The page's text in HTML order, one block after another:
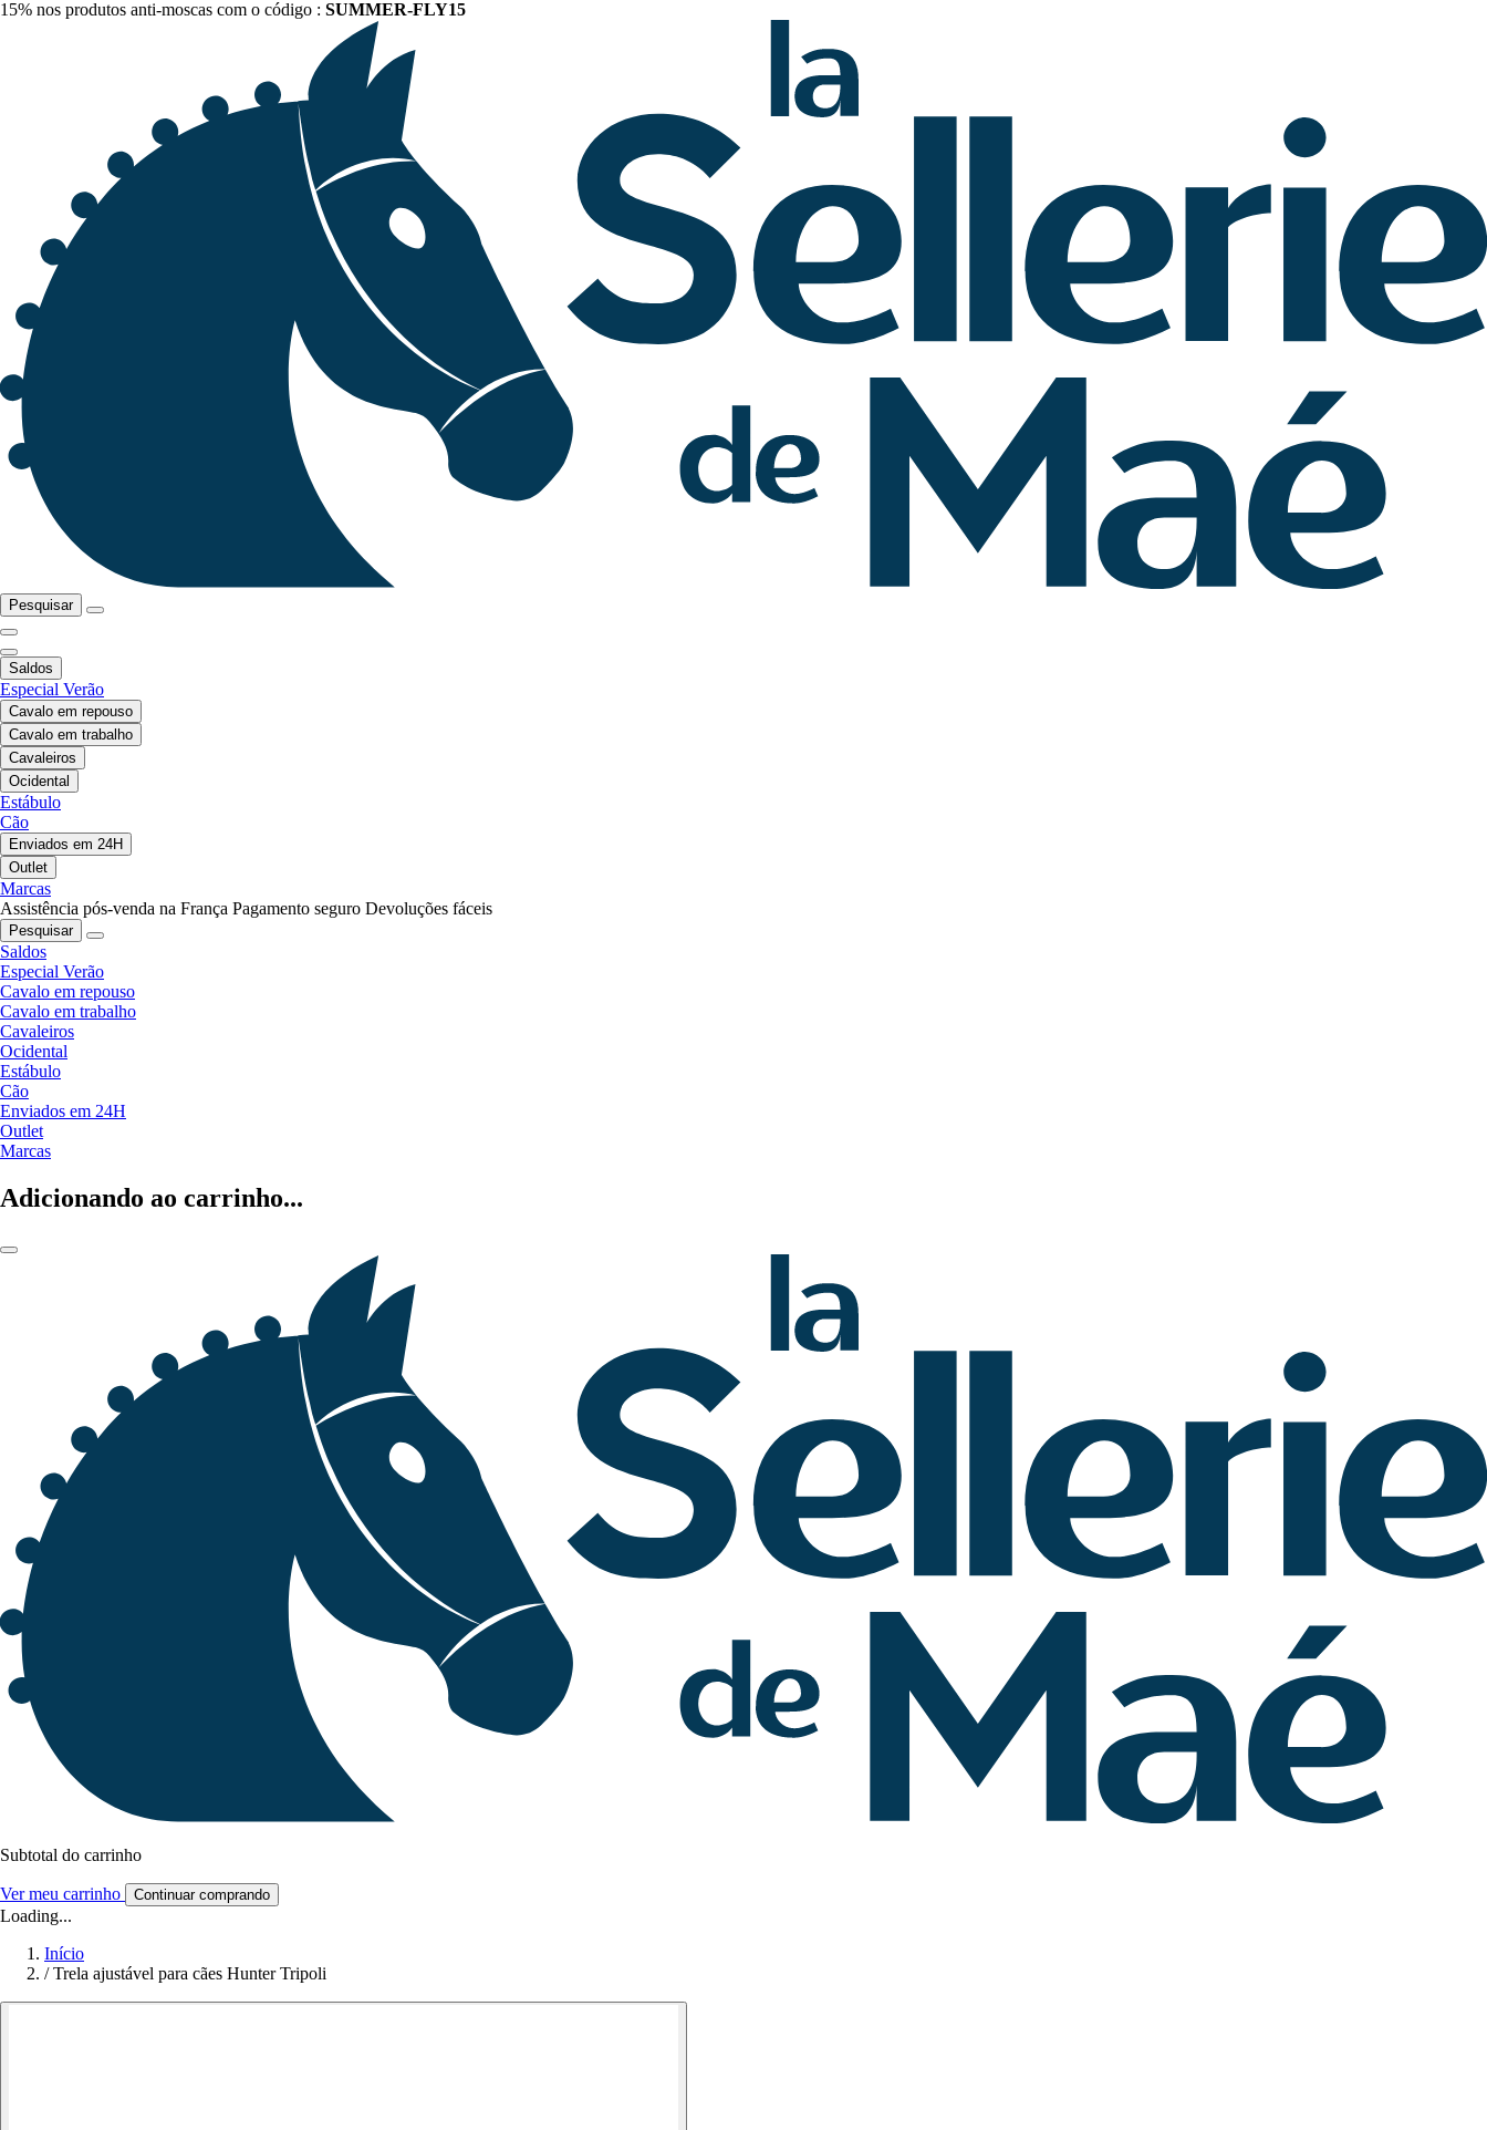
15% nos produtos anti-moscas com o código : SUMMER-FLY15
Pesquisar
Saldos
Especial Verão
Cavalo em repouso
Cavalo em trabalho
Cavaleiros
Ocidental
Estábulo
Cão
Enviados em 24H
Outlet
Marcas
Assistência pós-venda na França Pagamento seguro Devoluções fáceis
Pesquisar
Saldos
Especial Verão
Cavalo em repouso
Cavalo em trabalho
Cavaleiros
Ocidental
Estábulo
Cão
Enviados em 24H
Outlet
Marcas
Adicionando ao carrinho...
Subtotal do carrinho
Ver meu carrinho Continuar comprando
Loading...
Início
/ Trela ajustável para cães Hunter Tripoli